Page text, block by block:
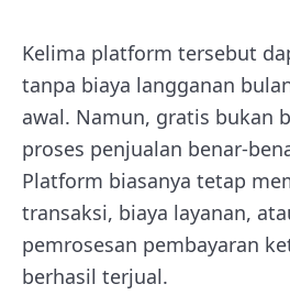
Kelima platform tersebut
tanpa biaya langganan
awal. Namun, gratis bukan
proses penjualan benar-
Platform biasanya tetap
transaksi, biaya layanan,
pemrosesan pembayaran
berhasil terjual.